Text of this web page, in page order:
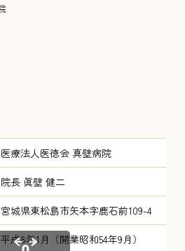
医療法人医徳会 真壁病院
院長 眞壁 健二
宮城県東松島市矢本字鹿石前109-4
平成8年1月（開業昭和54年9月）